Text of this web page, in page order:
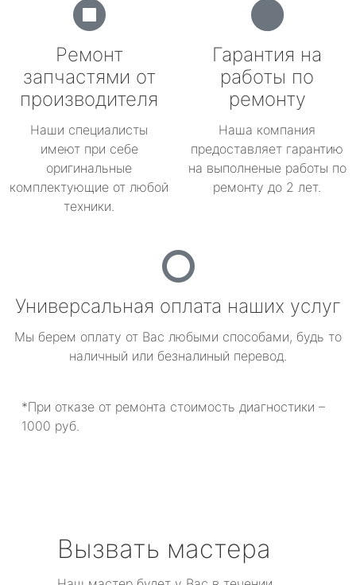
Ремонт
запчастями от
производителя
Наши специалисты
имеют при себе
оригинальные
комплектующие от любой
техники.
Гарантия на
работы по
ремонту
Наша компания
предоставляет гарантию
на выполненые работы по
ремонту до 2 лет.
Универсальная оплата наших услуг
Мы берем оплату от Вас любыми способами, будь то
наличный или безналиный перевод.
*При отказе от ремонта стоимость диагностики –
1000 руб.
Вызвать мастера